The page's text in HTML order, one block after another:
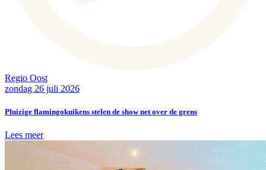
Regio Oost
zondag 26 juli 2026
Pluizige flamingokuikens stelen de show net over de grens
Lees meer